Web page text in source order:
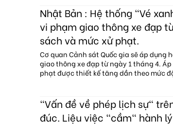
Nhật Bản : Hệ thống "Vé
vi phạm giao thông xe đạp
sách và mức xử phạt.
Cơ quan Cảnh sát Quốc gia sẽ áp
giao thông xe đạp từ ngày 1 tháng 4.
phạt được thiết kế tăng dần theo mức
"Vấn đề về phép lịch sự"
đúc. Liệu việc "cầm" hành